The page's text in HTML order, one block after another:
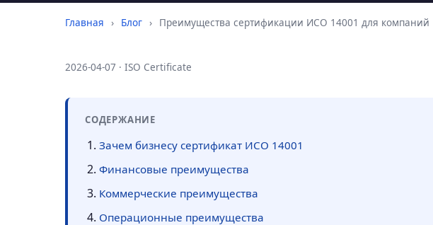
Главная › Блог › Преимущества сертификации ИСО 14001 для компаний
2026-04-07 · ISO Certificate
СОДЕРЖАНИЕ
Зачем бизнесу сертификат ИСО 14001
Финансовые преимущества
Коммерческие преимущества
Операционные преимущества